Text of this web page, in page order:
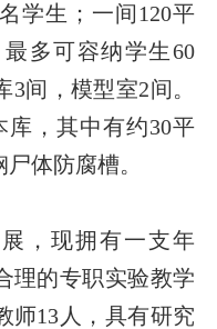
学生；一间120平
多可容纳学生60
间，模型室2间。
库，其中有约30平
体防腐槽。
，现拥有一支年
理的专职实验教学
师13人，具有研究